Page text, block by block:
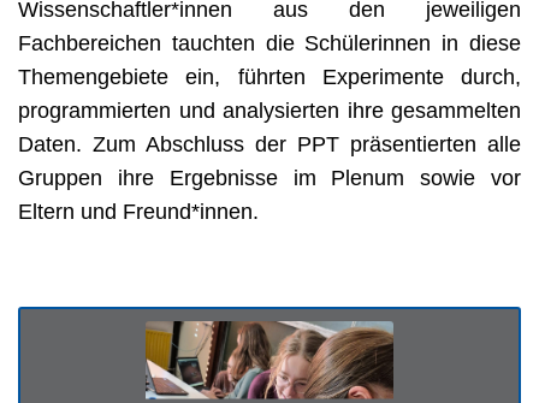
Wissenschaftler*innen aus den jeweiligen
Fachbereichen tauchten die Schülerinnen in diese
Themengebiete ein, führten Experimente durch,
programmierten und analysierten ihre gesammelten
Daten. Zum Abschluss der PPT präsentierten alle
Gruppen ihre Ergebnisse im Plenum sowie vor